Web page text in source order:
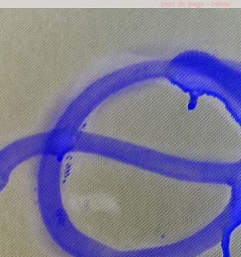
pied de page - below